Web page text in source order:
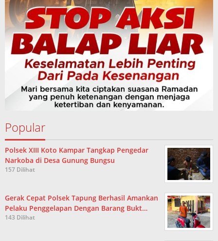
Popular
Polsek XIII Koto Kampar Tangkap Pengedar
Narkoba di Desa Gunung Bungsu
157 Dilihat
Gerak Cepat Polsek Tapung Berhasil Amankan
Pelaku Penggelapan Dengan Barang Bukt…
143 Dilihat